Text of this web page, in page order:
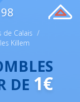
de Calais /
Killem
DE 1€